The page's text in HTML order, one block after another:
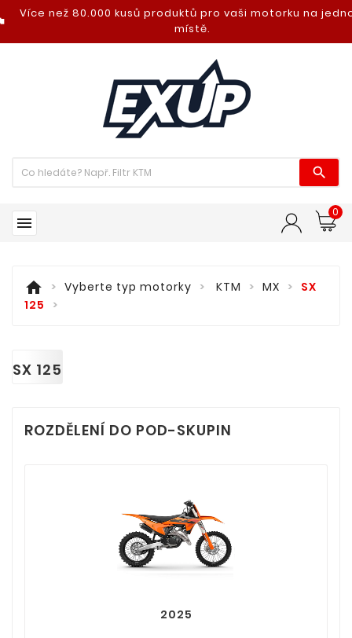
Více než 80.000 kusů produktů pro vaši motorku na
místě.


0
home Vyberte typ motorky KTM MX
SX
125
SX 125
ROZDĚLENÍ DO POD-SKUPIN
2025